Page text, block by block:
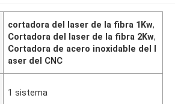
cortadora del laser de la fibra 1Kw,
Cortadora del laser de la fibra 2Kw,
Cortadora de acero inoxidable del l
aser del CNC
1 sistema